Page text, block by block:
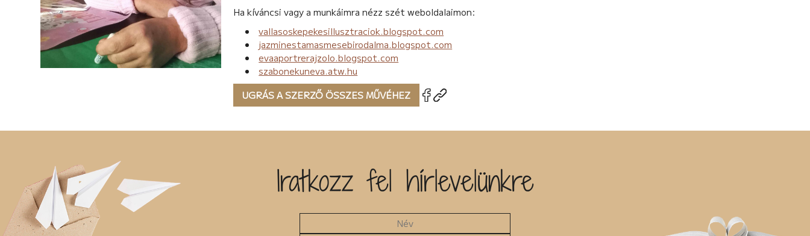
Ha kíváncsi vagy a munkáimra nézz szét weboldalaimon:
vallasoskepekesillusztraciok.blogspot.com
jazminestamasmesebirodalma.blogspot.com
evaaportrerajzolo.blogspot.com
szabonekuneva.atw.hu
UGRÁS A SZERZŐ ÖSSZES MŰVÉHEZ
Iratkozz fel hírlevelünkre